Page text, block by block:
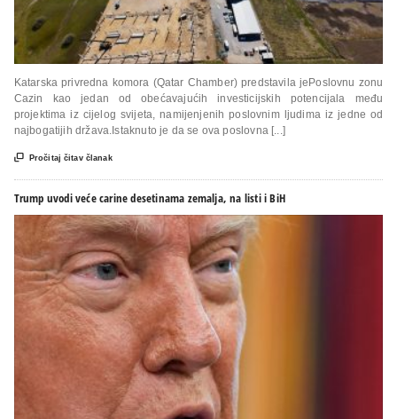
Katarska privredna komora (Qatar Chamber) predstavila jePoslovnu zonu
Cazin kao jedan od obećavajućih investicijskih potencijala među
projektima iz cijelog svijeta, namijenjenih poslovnim ljudima iz jedne od
najbogatijih država.Istaknuto je da se ova poslovna [...]
 Pročitaj čitav članak
Trump uvodi veće carine desetinama zemalja, na listi i BiH